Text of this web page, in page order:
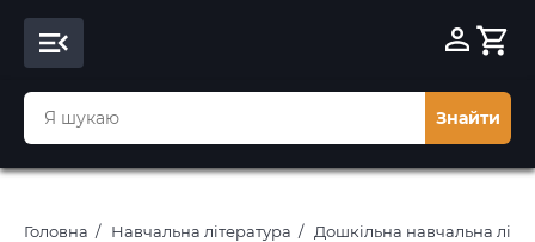
Знайти
Головна Навчальна література Дошкільна навчальна